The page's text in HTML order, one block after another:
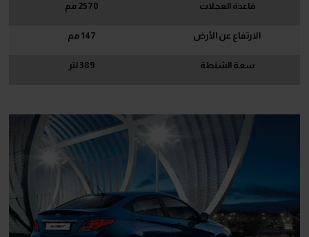
قاعدة العجلات 2570 مم
الارتفاع عن الأرض 147 مم
سعة الشنطة 389 لتر